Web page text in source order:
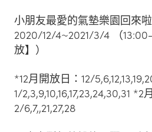
小朋友最愛的氣墊樂園回來
2020/12/4~2021/3/4 （
放】）
*12月開放日：12/
1/2,3,9,10,16,17,23,24,30,31 *2
2/6,7,,21,27,28